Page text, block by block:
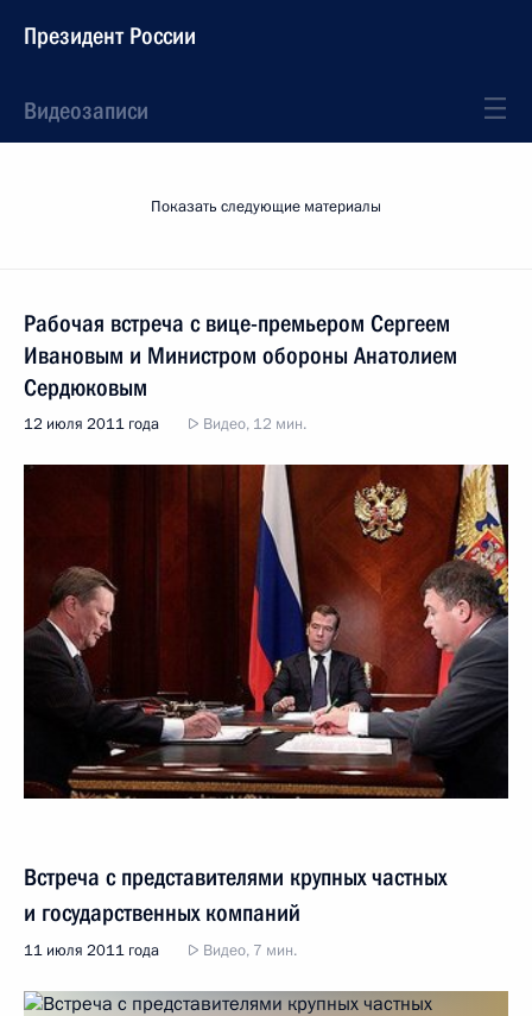
Президент России
Видеозаписи
Показать следующие материалы
Рабочая встреча с вице-премьером Сергеем
Ивановым и Министром обороны Анатолием
Сердюковым
12 июля 2011 года Видео, 12 мин.
Встреча с представителями крупных частных
и государственных компаний
11 июля 2011 года Видео, 7 мин.